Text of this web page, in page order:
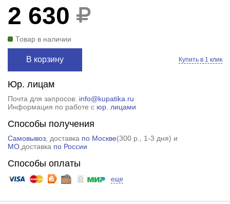
2 630
Товар в наличии
В корзину Купить в 1 клик
Юр. лицам
Почта для запросов: info@kupatika.ru
Информация по работе с юр. лицами
Способы получения
Самовывоз, доставка по Москве(300 р.
, 1-3 дня) и
МО,доставка по России
Способы оплаты
еще